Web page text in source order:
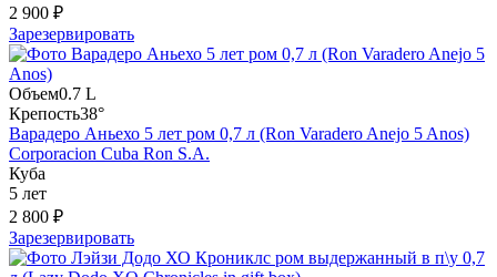
2 900 ₽
Зарезервировать
Объем0.7 L
Крепость38°
Варадеро Аньехо 5 лет ром 0,7 л (Ron Varadero Anejo 5 Anos)
Corporacion Cuba Ron S.A.
Куба
5 лет
2 800 ₽
Зарезервировать